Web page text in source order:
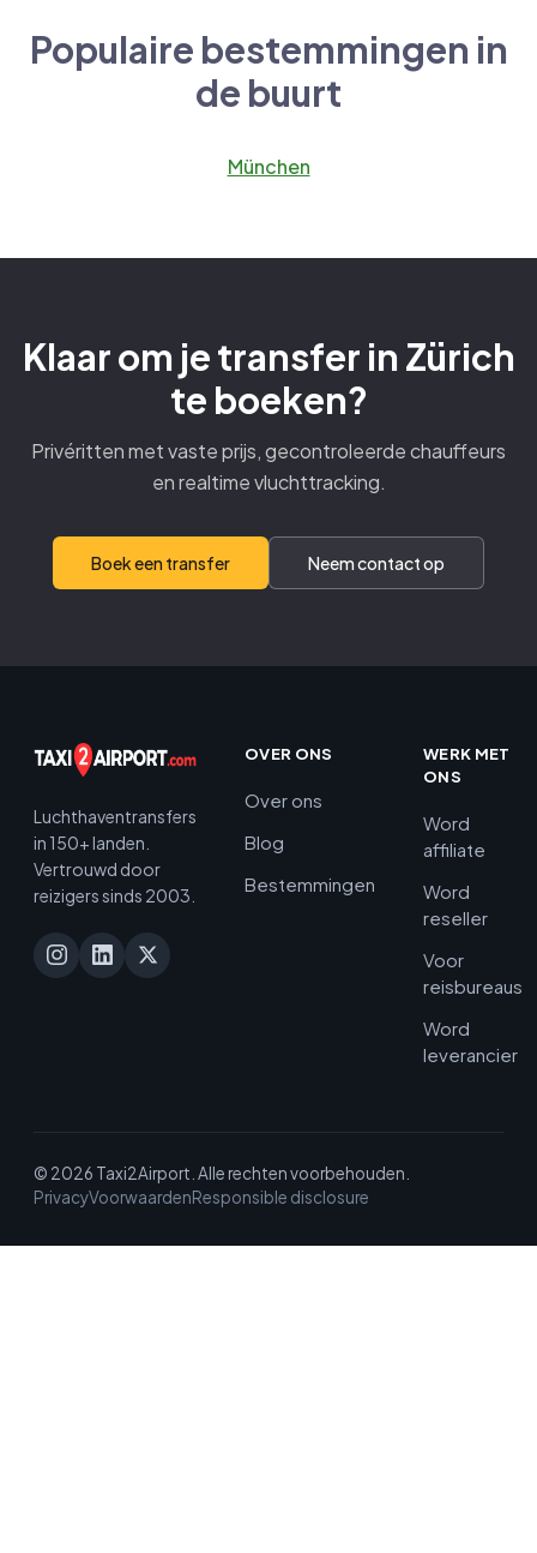
Populaire bestemmingen in
de buurt
München
Klaar om je transfer in Zürich
te boeken?
Privéritten met vaste prijs, gecontroleerde chauffeurs
en realtime vluchttracking.
Boek een transfer Neem contact op
Luchthaventransfers
in 150+ landen.
Vertrouwd door
reizigers sinds 2003.
OVER ONS
Over ons
Blog
Bestemmingen
WERK MET
ONS
Word
affiliate
Word
reseller
Voor
reisbureaus
Word
leverancier
© 2026 Taxi2Airport. Alle rechten voorbehouden.
PrivacyVoorwaardenResponsible disclosure